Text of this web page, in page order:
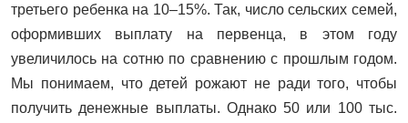
третьего ребенка на 10–15%. Так, число сельских семей,
оформивших выплату на первенца, в этом году
увеличилось на сотню по сравнению с прошлым годом.
Мы понимаем, что детей рожают не ради того, чтобы
получить денежные выплаты. Однако 50 или 100 тыс.